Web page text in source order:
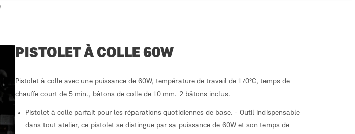
PISTOLET À COLLE 60W
Pistolet à colle avec une puissance de 60W, température de travail de 170ºC, temps de
chauffe court de 5 min., bâtons de colle de 10 mm. 2 bâtons inclus.
Pistolet à colle parfait pour les réparations quotidiennes de base. - Outil indispensable
dans tout atelier, ce pistolet se distingue par sa puissance de 60W et son temps de